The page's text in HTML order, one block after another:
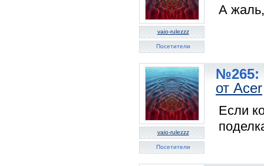
vaio-rulezzz
Посетители
А жаль,
vaio-rulezzz
Посетители
№265:
от Acer
Если